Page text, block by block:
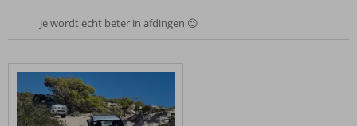
Je wordt echt beter in afdingen 😉